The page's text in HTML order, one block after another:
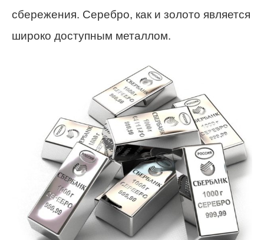
сбережения. Серебро, как и золото является
широко доступным металлом.